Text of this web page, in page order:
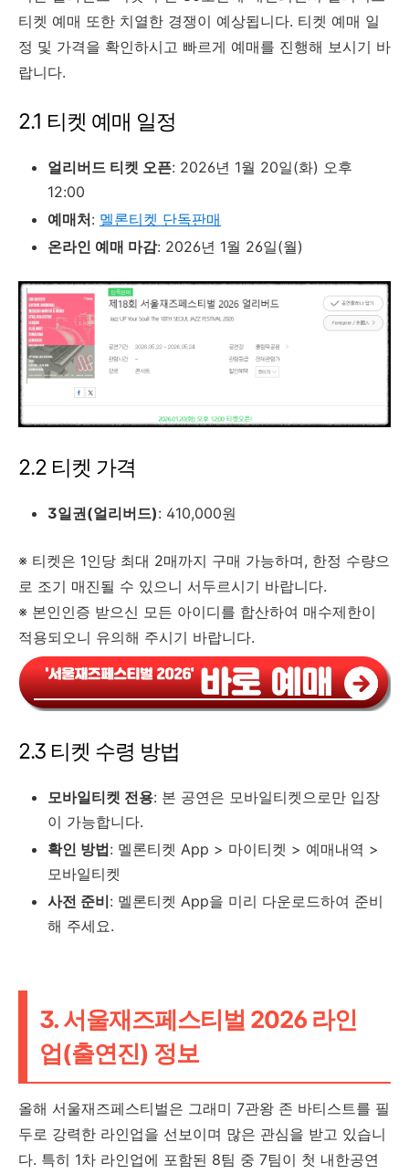
티켓 예매 또한 치열한 경쟁이 예상됩니다. 티켓 예매 일
정 및 가격을 확인하시고 빠르게 예매를 진행해 보시기 바
랍니다.
2.1 티켓 예매 일정
얼리버드 티켓 오픈: 2026년 1월 20일(화) 오후
12:00
예매처: 멜론티켓 단독판매
온라인 예매 마감: 2026년 1월 26일(월)
2.2 티켓 가격
3일권(얼리버드): 410,000원
※ 티켓은 1인당 최대 2매까지 구매 가능하며, 한정 수량으
로 조기 매진될 수 있으니 서두르시기 바랍니다.
※ 본인인증 받으신 모든 아이디를 합산하여 매수제한이
적용되오니 유의해 주시기 바랍니다.
2.3 티켓 수령 방법
모바일티켓 전용: 본 공연은 모바일티켓으로만 입장
이 가능합니다.
확인 방법: 멜론티켓 App > 마이티켓 > 예매내역 >
모바일티켓
사전 준비: 멜론티켓 App을 미리 다운로드하여 준비
해 주세요.
3. 서울재즈페스티벌 2026 라인
업(출연진) 정보
올해 서울재즈페스티벌은 그래미 7관왕 존 바티스트를 필
두로 강력한 라인업을 선보이며 많은 관심을 받고 있습니
다. 특히 1차 라인업에 포함된 8팀 중 7팀이 첫 내한공연